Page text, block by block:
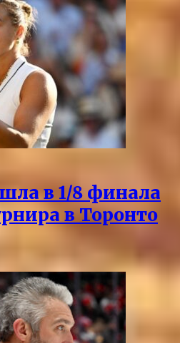
в 1/8 финала
в Торонто